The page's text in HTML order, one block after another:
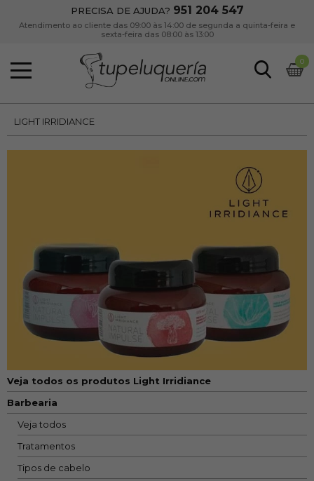
PRECISA DE AJUDA? 951 204 547
Atendimento ao cliente das 09:00 às 14:00 de segunda a quinta-feira e
sexta-feira das 08:00 às 13:00
0
LIGHT IRRIDIANCE
Veja todos os produtos Light Irridiance
Barbearia
Veja todos
Tratamentos
Tipos de cabelo